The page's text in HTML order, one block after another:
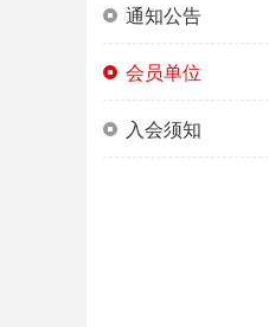
通知公告
会员单位
入会须知